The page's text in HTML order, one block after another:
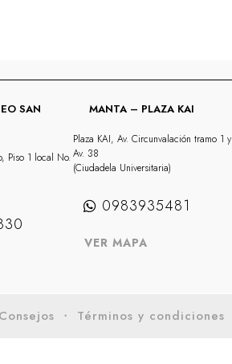
SAN
Piso 1 local No.
MANTA – PLAZA KAI
Plaza KAI, Av. Circunvalación tramo 1 y
Av. 38
(Ciudadela Universitaria)
0983935481
VER MAPA
・ Términos y condiciones